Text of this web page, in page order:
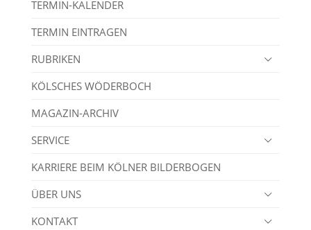
TERMIN-KALENDER
TERMIN EINTRAGEN
RUBRIKEN
KÖLSCHES WÖDERBOCH
MAGAZIN-ARCHIV
SERVICE
KARRIERE BEIM KÖLNER BILDERBOGEN
ÜBER UNS
KONTAKT